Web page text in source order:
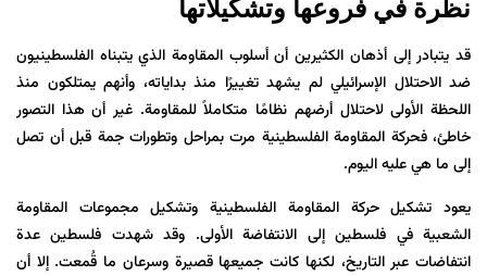
نظرة في فروعها وتشكيلاتها
قد يتبادر إلى أذهان الكثيرين أن أسلوب المقاومة الذي يتبناه الفلسطينيون
ضد الاحتلال الإسرائيلي لم يشهد تغييرًا منذ بداياته، وأنهم يمتلكون منذ
اللحظة الأولى لاحتلال أرضهم نظامًا متكاملاً للمقاومة. غير أن هذا التصور
خاطئ، فحركة المقاومة الفلسطينية مرت بمراحل وتطورات جمة قبل أن تصل
إلى ما هي عليه اليوم.
يعود تشكيل حركة المقاومة الفلسطينية وتشكيل مجموعات المقاومة
الشعبية في فلسطين إلى الانتفاضة الأولى. وقد شهدت فلسطين عدة
انتفاضات عبر التاريخ، لكنها كانت جميعها قصيرة وسرعان ما قُمعت. إلا أن